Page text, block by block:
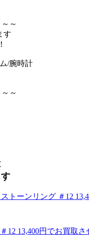
～
す
/腕時計
～
12 13,400円でお買取さ